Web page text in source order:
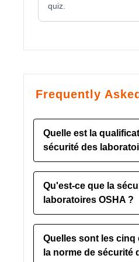
quiz.
Frequently
Quelle est la
sécurité des
La qualification en
laboratoire implique
suivre un cours
laboratoire pour la
et les procédures
compréhension des
Qu'est-ce que la
laboratoires OSHA ?
La sécurité des
référence aux
l'Occupational Safety
Quelles sont les cinq
la norme de sécurité